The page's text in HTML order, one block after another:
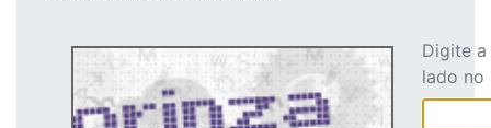
Digite
lado no